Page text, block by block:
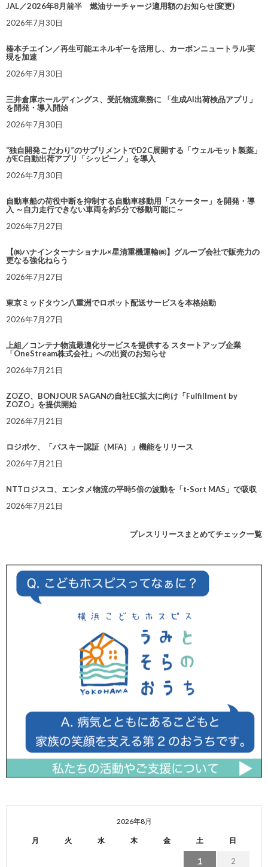
JAL／2026年8月前半 燃油サーチャージ適用額のお知らせ(変更)
2026年7月30日
椿本チエイン／再生可能エネルギーを活用し、カーボンニュートラル実
現を加速
2026年7月30日
三井倉庫ホールディングス、受託物流業務に 「生成AI出荷検品アプリ」
を開発・導入開始
2026年7月30日
“独自開発こだわり”のサプリメントでD2C展開する「ウェルモット製薬」
がEC自動出荷アプリ「シッピーノ」を導入
2026年7月30日
自動車船の荷役中断を抑制する自動車移動用「スケーター」を開発・導
入 ～自力走行できない車両を約5分で移動可能に～
2026年7月27日
【㈱ハナインターナショナル×星清重機運輸㈱】グループ会社で販売力の
更なる強化ねらう
2026年7月27日
東京ミッドタウン八重洲でロボット配送サービスを本格始動
2026年7月27日
上組／コンテナ物流最適化サービスを提供する スタートアップ企業
「OneStream株式会社」への出資のお知らせ
2026年7月21日
ZOZO、BONJOUR SAGANの自社EC拡大に向け「Fulfillment by
ZOZO」を提供開始
2026年7月21日
ロジポケ、「パスキー認証（MFA）」機能をリリース
2026年7月21日
NTTロジスコ、エンタメ物流の平時5倍の波動を「t-Sort MAS」で吸収
2026年7月21日
プレスリリースまとめてチェック一覧
2026年8月
月 火 水 木 金 土 日
1 2